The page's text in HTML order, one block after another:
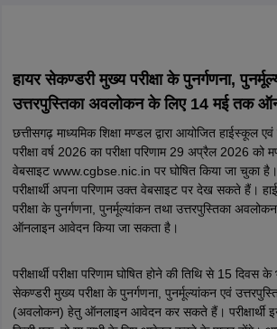
हायर सेकण्डरी मुख्य परीक्षा के पुनर्गणना,
उत्तरपुस्तिका अवलोकन के लिए 14 मई तक
छत्तीसगढ़ माध्यमिक शिक्षा मण्डल द्वारा आयोजित हाईस्कूल
परीक्षा वर्ष 2026 का परीक्षा परिणाम 29 अप्रैल 2026 को
वेबसाइट www.cgbse.nic.in पर घोषित किया जा चुका है।
परीक्षार्थी अपना परिणाम उक्त वेबसाइट पर देख सकते हैं।
परीक्षा के पुनर्गणना, पुनर्मूल्यांकन तथा उत्तरपुस्तिका
ऑनलाइन आवेदन किया जा सकता है।
परीक्षार्थी परीक्षा परिणाम घोषित होने की तिथि से 15 दिवस
सेकण्डरी मुख्य परीक्षा के पुनर्गणना, पुनर्मूल्यांकन एवं
(अवलोकन) हेतु ऑनलाइन आवेदन कर सकते हैं। परीक्षार्थी